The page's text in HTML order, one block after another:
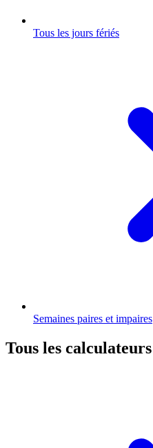
Tous les jours fériés
Semaines paires et impaires
Tous les calculateurs